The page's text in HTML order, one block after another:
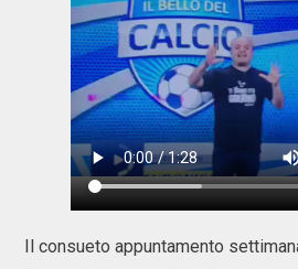
Il consueto appuntamento